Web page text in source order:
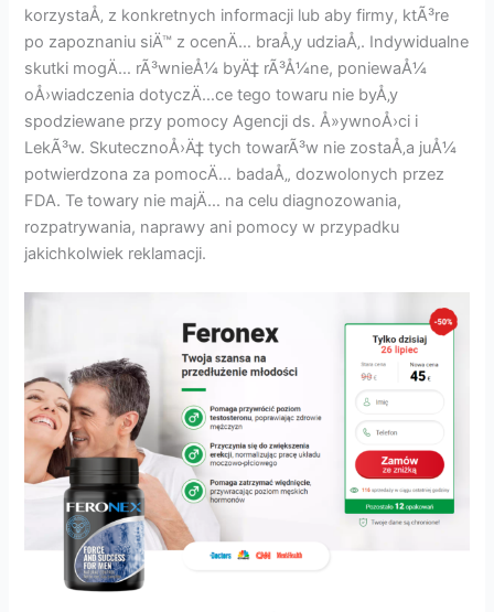
korzystaÅ‚ z konkretnych informacji lub aby firmy, ktÃ³re
po zapoznaniu siÄ™ z ocenÄ… braÅ‚y udziaÅ‚. Indywidualne
skutki mogÄ… rÃ³wnieÅ¼ byÄ‡ rÃ³Å¼ne, poniewaÅ¼
oÅ›wiadczenia dotyczÄ…ce tego towaru nie byÅ‚y
spodziewane przy pomocy Agencji ds. Å»ywnoÅ›ci i
LekÃ³w. SkutecznoÅ›Ä‡ tych towarÃ³w nie zostaÅ‚a juÅ¼
potwierdzona za pomocÄ… badaÅ„ dozwolonych przez
FDA. Te towary nie majÄ… na celu diagnozowania,
rozpatrywania, naprawy ani pomocy w przypadku
jakichkolwiek reklamacji.